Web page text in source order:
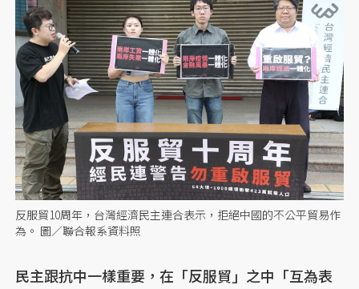
反服貿10周年，台灣經濟民主連合表示，拒絕中國的不公平貿易作
為。 圖／聯合報系資料照
民主跟抗中一樣重要，在「反服貿」之中「互為表